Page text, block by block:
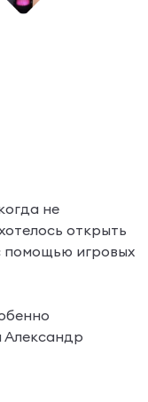
не
открыть
помощью игровых
Александр